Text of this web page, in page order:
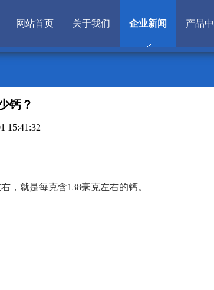
网站首页 关于我们 企业新闻 产品
钙？
15:41:32
，就是每克含138毫克左右的钙。